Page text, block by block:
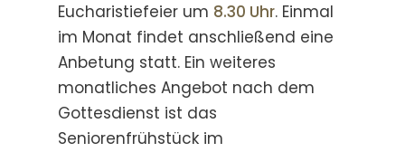
Eucharistiefeier um 8.30 Uhr. Einmal
im Monat findet anschließend eine
Anbetung statt. Ein weiteres
monatliches Angebot nach dem
Gottesdienst ist das
Seniorenfrühstück im